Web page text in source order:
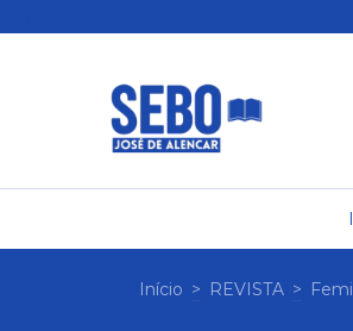
Início > REVISTA >